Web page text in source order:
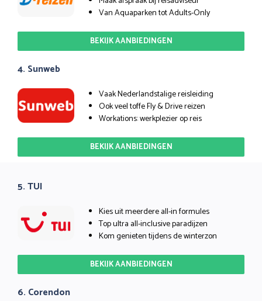
Van Aquaparken tot Adults-Only
BEKIJK AANBIEDINGEN
4. Sunweb
Vaak Nederlandstalige reisleiding
Ook veel toffe Fly & Drive reizen
Workations: werkplezier op reis
BEKIJK AANBIEDINGEN
5. TUI
Kies uit meerdere all-in formules
Top ultra all-inclusive paradijzen
Kom genieten tijdens de winterzon
BEKIJK AANBIEDINGEN
6. Corendon